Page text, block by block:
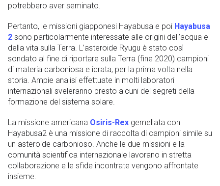
potrebbero aver seminato.
Pertanto, le missioni giapponesi Hayabusa e poi Hayabusa
2 sono particolarmente interessate alle origini dell’acqua e
della vita sulla Terra. L’asteroide Ryugu è stato così
sondato al fine di riportare sulla Terra (fine 2020) campioni
di materia carboniosa e idrata, per la prima volta nella
storia. Ampie analisi effettuate in molti laboratori
internazionali sveleranno presto alcuni dei segreti della
formazione del sistema solare.
La missione americana Osiris-Rex gemellata con
Hayabusa2 è una missione di raccolta di campioni simile su
un asteroide carbonioso. Anche le due missioni e la
comunità scientifica internazionale lavorano in stretta
collaborazione e le sfide incontrate vengono affrontate
insieme.